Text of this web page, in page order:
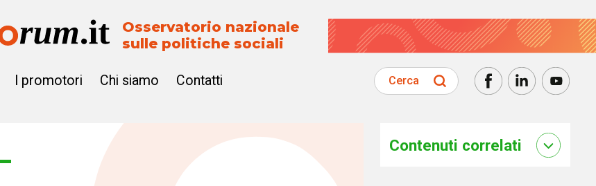
Osservatorio nazionale
sulle politiche sociali
I promotori Chi siamo Contatti Cerca
Contenuti correlati